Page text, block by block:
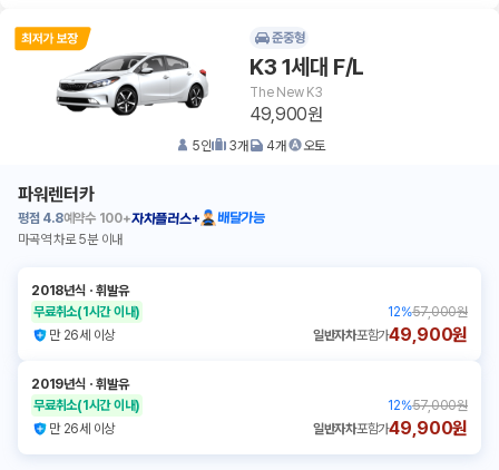
준중형
K3 1세대 F/L
The New K3
49,900원
5인 3개 4개 오토
파워렌터카
평점 4.8예약수 100+자차플러스+
배달가능
마곡역 차로 5분 이내
2018년식 ㆍ휘발유
무료취소(1시간 이내) 12%57,000원
만 26세 이상
일반자차포함가49,900원
2019년식 ㆍ휘발유
무료취소(1시간 이내) 12%57,000원
만 26세 이상
일반자차포함가49,900원